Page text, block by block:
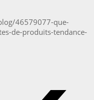
46579077-que-
de-produits-tendance-